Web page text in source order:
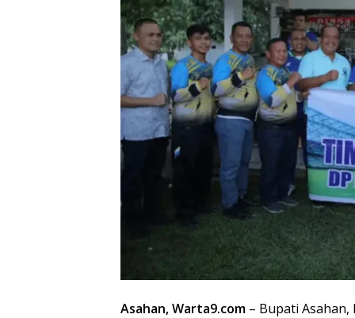
Asahan, Warta9.com – Bupati Asahan,